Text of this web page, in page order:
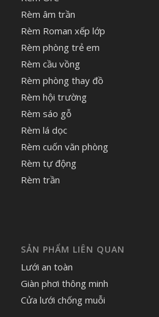
Rèm âm trần
Rèm Roman xếp lớp
Rèm phòng trẻ em
Rèm cầu vồng
Rèm phòng thay đồ
Rèm hội trường
Rèm sáo gỗ
Rèm lá dọc
Rèm cuốn văn phòng
Rèm tự động
Rèm trần
SẢN PHẨM LIÊN QUAN
Lưới an toàn
Giàn phơi thông minh
Cửa lưới chống muỗi